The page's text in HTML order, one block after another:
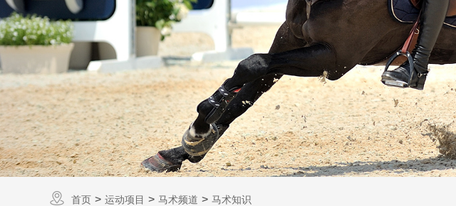
首页 运动项目 马术频道 马术知识